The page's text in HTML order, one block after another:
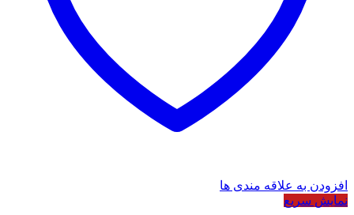
افزودن به علاقه مندی ها
نمایش سریع